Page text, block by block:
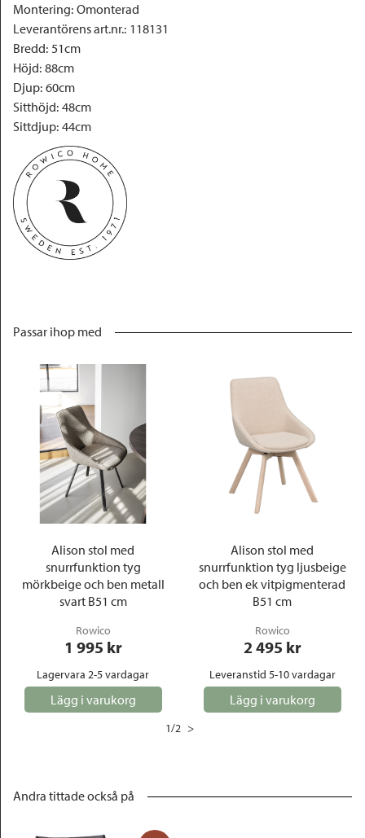
Montering: Omonterad
Leverantörens art.nr.: 118131
Bredd: 51cm
Höjd: 88cm
Djup: 60cm
Sitthöjd: 48cm
Sittdjup: 44cm
Passar ihop med
Alison stol med
snurrfunktion tyg
mörkbeige och ben metall
svart B51 cm
Rowico
1 995 kr
Lagervara 2-5 vardagar
Lägg i varukorg
Alison stol med
snurrfunktion tyg ljusbeige
och ben ek vitpigmenterad
B51 cm
Rowico
2 495 kr
Leveranstid 5-10 vardagar
Lägg i varukorg
1/2 >
Andra tittade också på